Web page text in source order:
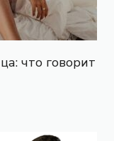
что говорит